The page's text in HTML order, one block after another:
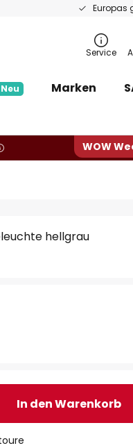
Europas
Service
Neu Marken
WOW
hellgrau
In den Warenkorb